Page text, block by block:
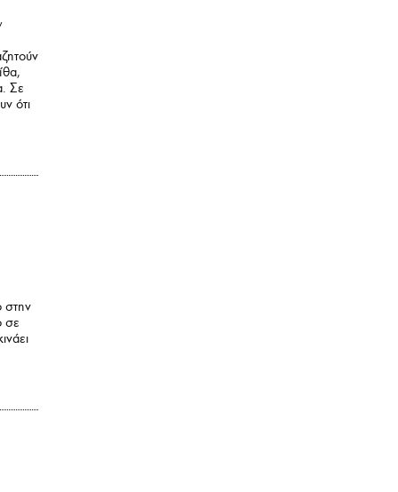
Σε
ότι
στην
σε